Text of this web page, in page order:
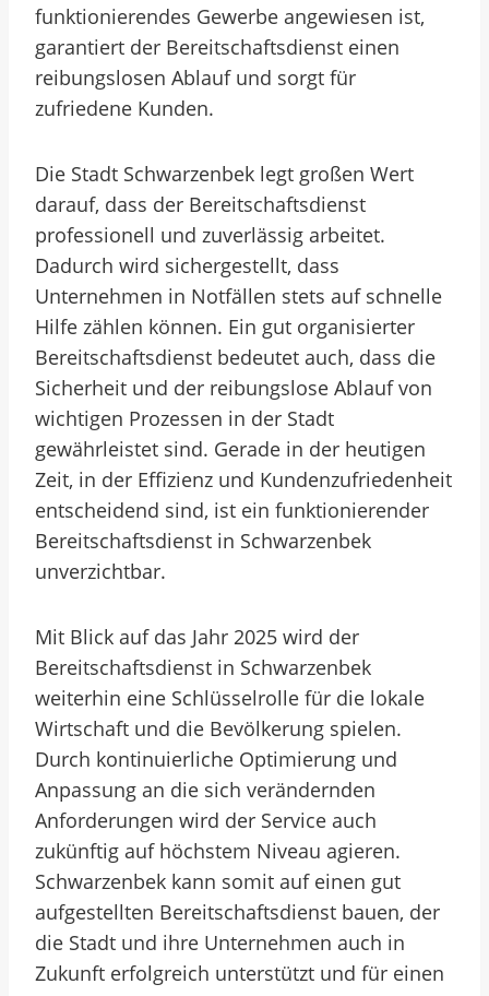
funktionierendes Gewerbe angewiesen ist,
garantiert der Bereitschaftsdienst einen
reibungslosen Ablauf und sorgt für
zufriedene Kunden.
Die Stadt Schwarzenbek legt großen Wert
darauf, dass der Bereitschaftsdienst
professionell und zuverlässig arbeitet.
Dadurch wird sichergestellt, dass
Unternehmen in Notfällen stets auf schnelle
Hilfe zählen können. Ein gut organisierter
Bereitschaftsdienst bedeutet auch, dass die
Sicherheit und der reibungslose Ablauf von
wichtigen Prozessen in der Stadt
gewährleistet sind. Gerade in der heutigen
Zeit, in der Effizienz und Kundenzufriedenheit
entscheidend sind, ist ein funktionierender
Bereitschaftsdienst in Schwarzenbek
unverzichtbar.
Mit Blick auf das Jahr 2025 wird der
Bereitschaftsdienst in Schwarzenbek
weiterhin eine Schlüsselrolle für die lokale
Wirtschaft und die Bevölkerung spielen.
Durch kontinuierliche Optimierung und
Anpassung an die sich verändernden
Anforderungen wird der Service auch
zukünftig auf höchstem Niveau agieren.
Schwarzenbek kann somit auf einen gut
aufgestellten Bereitschaftsdienst bauen, der
die Stadt und ihre Unternehmen auch in
Zukunft erfolgreich unterstützt und für einen